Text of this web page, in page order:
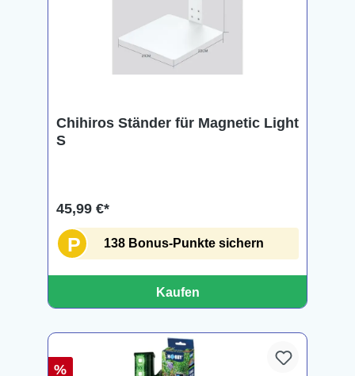
Chihiros Ständer für Magnetic Light
S
45,99 €*
P 138 Bonus-Punkte sichern
Kaufen
%